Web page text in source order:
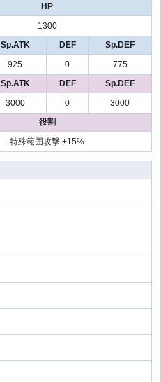
HP
1300
Sp.ATK DEF
Sp.DEF
925 0 775
Sp.ATK DEF
Sp.DEF
3000 0
3000
役割
特殊範囲攻撃 +15%